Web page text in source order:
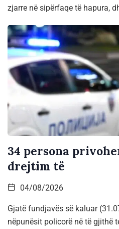
zjarre në sipërfaqe të hapura,
34 persona
drejtim të
04/08/2026
Gjatë fundjavës së kaluar
nëpunësit policorë në të gjithë